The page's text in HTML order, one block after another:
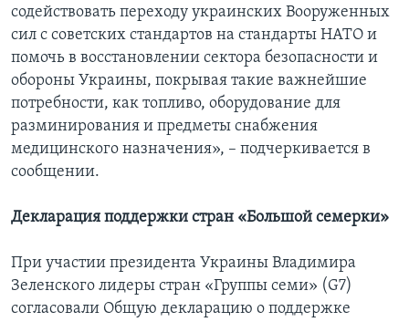
содействовать переходу украинских Вооруженных
сил с советских стандартов на стандарты НАТО и
помочь в восстановлении сектора безопасности и
обороны Украины, покрывая такие важнейшие
потребности, как топливо, оборудование для
разминирования и предметы снабжения
медицинского назначения», – подчеркивается в
сообщении.
Декларация поддержки стран «Большой семерки»
При участии президента Украины Владимира
Зеленского лидеры стран «Группы семи» (G7)
согласовали Общую декларацию о поддержке